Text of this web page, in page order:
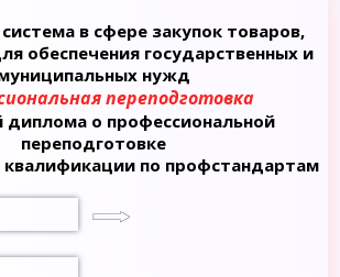
в сфере закупок товаров,
обеспечения государственных и
нужд
переподготовка
диплома о профессиональной
переподготовке
квалификации по профстандартам